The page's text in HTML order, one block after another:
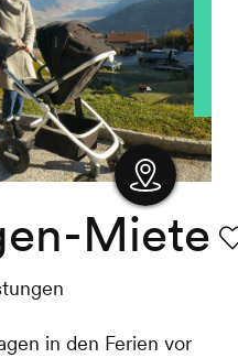
Karte
Miete
in den Ferien vor